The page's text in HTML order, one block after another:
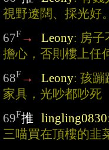
視野遼闊、採光好
67F → Leony: 房子
擔心，否則樓上任
68F → Leony: 孩蹦
家具，光吵都吵死
69F推 lingling0830
三喵買在頂樓的韭